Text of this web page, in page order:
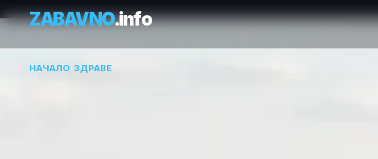
ZABAVNO.info
НАЧАЛО ЗДРАВЕ